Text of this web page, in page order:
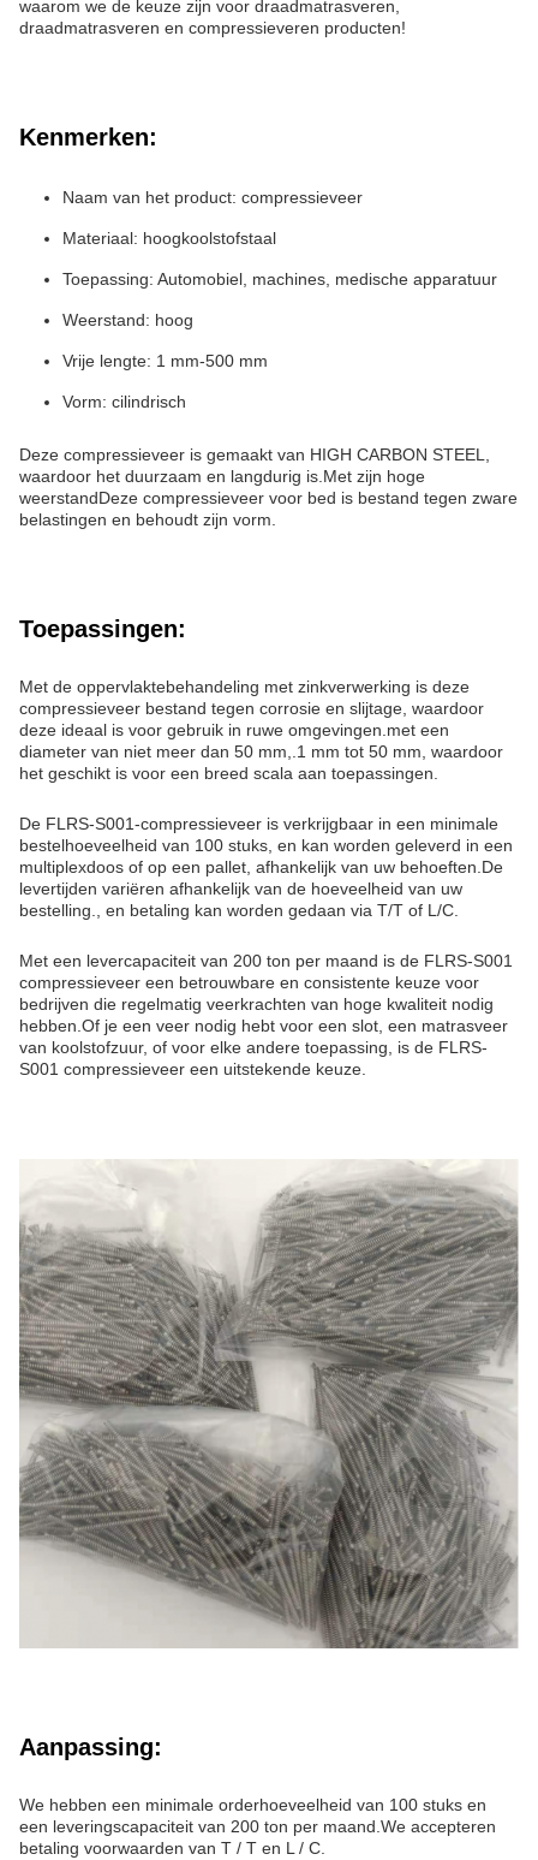
waarom we de keuze zijn voor draadmatrasveren,
draadmatrasveren en compressieveren producten!
Kenmerken:
Naam van het product: compressieveer
Materiaal: hoogkoolstofstaal
Toepassing: Automobiel, machines, medische apparatuur
Weerstand: hoog
Vrije lengte: 1 mm-500 mm
Vorm: cilindrisch
Deze compressieveer is gemaakt van HIGH CARBON STEEL,
waardoor het duurzaam en langdurig is.Met zijn hoge
weerstandDeze compressieveer voor bed is bestand tegen zware
belastingen en behoudt zijn vorm.
Toepassingen:
Met de oppervlaktebehandeling met zinkverwerking is deze
compressieveer bestand tegen corrosie en slijtage, waardoor
deze ideaal is voor gebruik in ruwe omgevingen.met een
diameter van niet meer dan 50 mm,.1 mm tot 50 mm, waardoor
het geschikt is voor een breed scala aan toepassingen.
De FLRS-S001-compressieveer is verkrijgbaar in een minimale
bestelhoeveelheid van 100 stuks, en kan worden geleverd in een
multiplexdoos of op een pallet, afhankelijk van uw behoeften.De
levertijden variëren afhankelijk van de hoeveelheid van uw
bestelling., en betaling kan worden gedaan via T/T of L/C.
Met een levercapaciteit van 200 ton per maand is de FLRS-S001
compressieveer een betrouwbare en consistente keuze voor
bedrijven die regelmatig veerkrachten van hoge kwaliteit nodig
hebben.Of je een veer nodig hebt voor een slot, een matrasveer
van koolstofzuur, of voor elke andere toepassing, is de FLRS-
S001 compressieveer een uitstekende keuze.
Aanpassing:
We hebben een minimale orderhoeveelheid van 100 stuks en
een leveringscapaciteit van 200 ton per maand.We accepteren
betaling voorwaarden van T / T en L / C.